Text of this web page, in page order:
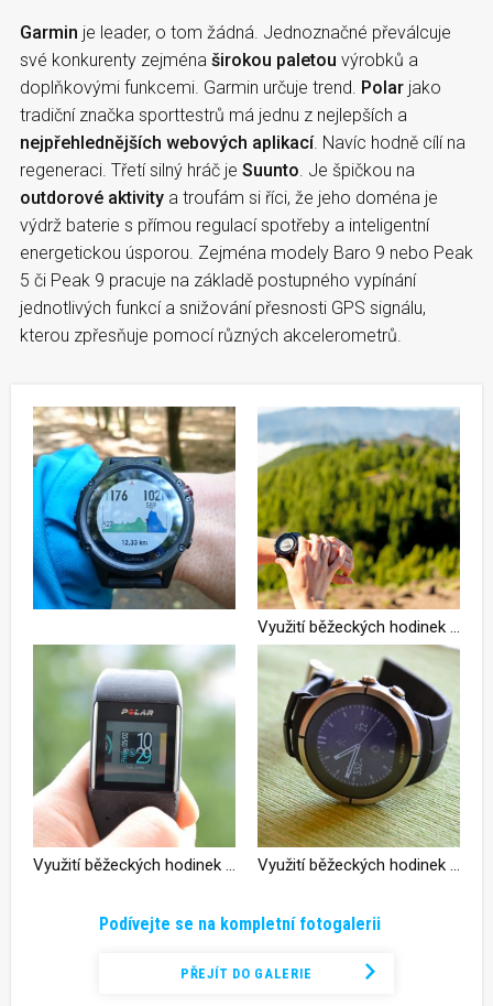
Garmin je leader, o tom žádná. Jednoznačné převálcuje
své konkurenty zejména širokou paletou výrobků a
doplňkovými funkcemi. Garmin určuje trend. Polar jako
tradiční značka sporttestrů má jednu z nejlepších a
nejpřehlednějších webových aplikací. Navíc hodně cílí na
regeneraci. Třetí silný hráč je Suunto . Je špičkou na
outdorové aktivity a troufám si říci, že jeho doména je
výdrž baterie s přímou regulací spotřeby a inteligentní
energetickou úsporou. Zejména modely Baro 9 nebo Peak
5 či Peak 9 pracuje na základě postupného vypínání
jednotlivých funkcí a snižování přesnosti GPS signálu,
kterou zpřesňuje pomocí různých akcelerometrů.
Podívejte se na kompletní fotogalerii
PŘEJÍT DO GALERIE